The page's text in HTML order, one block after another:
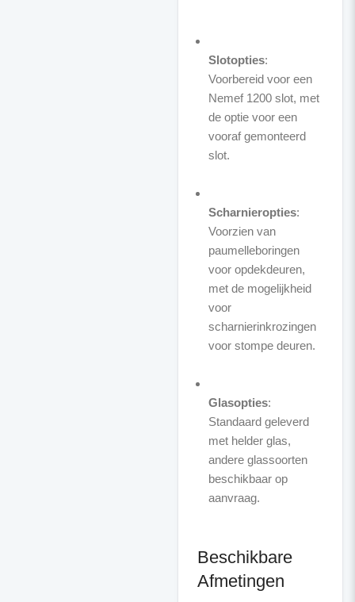
Slotopties:
Voorbereid voor een
Nemef 1200 slot, met
de optie voor een
vooraf gemonteerd
slot.
Scharnieropties:
Voorzien van
paumelleboringen
voor opdekdeuren,
met de mogelijkheid
voor
scharnierinkrozingen
voor stompe deuren.
Glasopties:
Standaard geleverd
met helder glas,
andere glassoorten
beschikbaar op
aanvraag.
Beschikbare
Afmetingen